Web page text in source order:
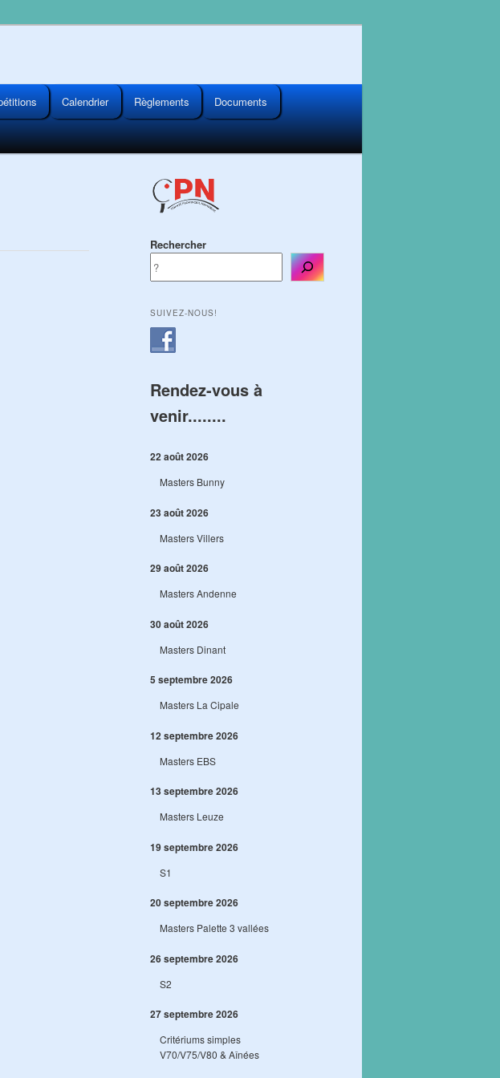
Calendrier Règlements Documents
Rechercher
SUIVEZ-NOUS!
Rendez-vous à
venir........
22 août 2026
Masters Bunny
23 août 2026
Masters Villers
29 août 2026
Masters Andenne
30 août 2026
Masters Dinant
5 septembre 2026
Masters La Cipale
12 septembre 2026
Masters EBS
13 septembre 2026
Masters Leuze
19 septembre 2026
S1
20 septembre 2026
Masters Palette 3 vallées
26 septembre 2026
S2
27 septembre 2026
Critériums simples
V70/V75/V80 & Aînées